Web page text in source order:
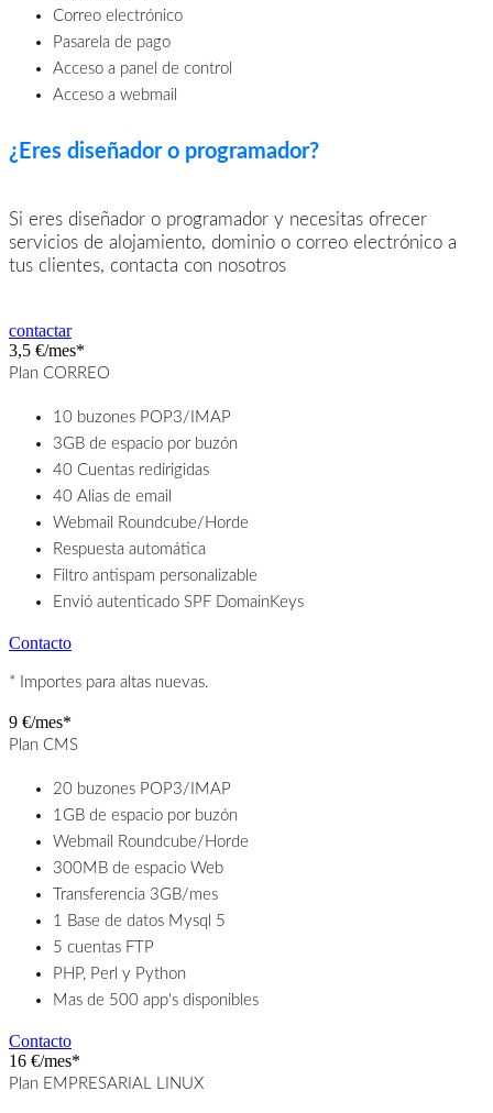
Correo electrónico
Pasarela de pago
Acceso a panel de control
Acceso a webmail
¿Eres diseñador o programador?
Si eres diseñador o programador y necesitas ofrecer
servicios de alojamiento, dominio o correo electrónico a
tus clientes, contacta con nosotros
contactar
3,5 €/mes*
Plan CORREO
10 buzones POP3/IMAP
3GB de espacio por buzón
40 Cuentas redirigidas
40 Alias de email
Webmail Roundcube/Horde
Respuesta automática
Filtro antispam personalizable
Envió autenticado SPF DomainKeys
Contacto
* Importes para altas nuevas.
9 €/mes*
Plan CMS
20 buzones POP3/IMAP
1GB de espacio por buzón
Webmail Roundcube/Horde
300MB de espacio Web
Transferencia 3GB/mes
1 Base de datos Mysql 5
5 cuentas FTP
PHP, Perl y Python
Mas de 500 app's disponibles
Contacto
16 €/mes*
Plan EMPRESARIAL LINUX